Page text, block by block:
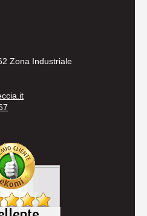
Zona Industriale